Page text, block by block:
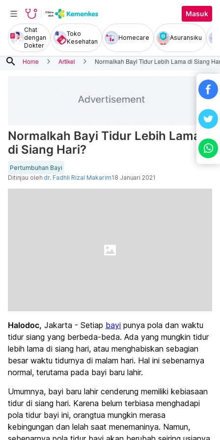
Masuk
Chat
dengan
Dokter
Toko
Kesehatan
Homecare Asuransiku
search Home Artikel Normalkah Bayi Tidur Lebih Lama di Siang
Normalkah Bayi Tidur Lebih Lama
di Siang Hari?
Pertumbuhan Bayi
Ditinjau oleh dr. Fadhli Rizal Makarim18 Januari 2021
Halodoc, Jakarta - Setiap bayi punya pola dan waktu
tidur siang yang berbeda-beda. Ada yang mungkin tidur
lebih lama di siang hari, atau menghabiskan sebagian
besar waktu tidurnya di malam hari. Hal ini sebenarnya
normal, terutama pada bayi baru lahir.
Umumnya, bayi baru lahir cenderung memiliki kebiasaan
tidur di siang hari. Karena belum terbiasa menghadapi
pola tidur bayi ini, orangtua mungkin merasa
kebingungan dan lelah saat menemaninya. Namun,